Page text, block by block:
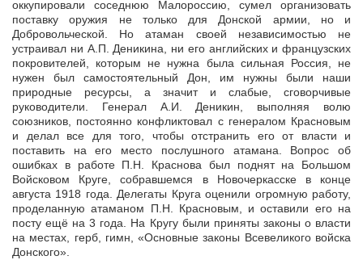
оккупировали соседнюю Малороссию, сумел организовать
поставку оружия не только для Донской армии, но и
Добровольческой. Но атаман своей независимостью не
устраивал ни А.П. Деникина, ни его английских и французских
покровителей, которым не нужна была сильная Россия, не
нужен был самостоятельный Дон, им нужны были наши
природные ресурсы, а значит и слабые, сговорчивые
руководители. Генерал А.И. Деникин, выполняя волю
союзников, постоянно конфликтовал с генералом Красновым
и делал все для того, чтобы отстранить его от власти и
поставить на его место послушного атамана. Вопрос об
ошибках в работе П.Н. Краснова был поднят на Большом
Войсковом Круге, собравшемся в Новочеркасске в конце
августа 1918 года. Делегаты Круга оценили огромную работу,
проделанную атаманом П.Н. Красновым, и оставили его на
посту ещё на 3 года. На Кругу были приняты законы о власти
на местах, герб, гимн, «Основные законы Всевеликого войска
Донского».